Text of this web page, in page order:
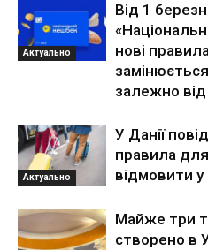
Актуально
Від 1
нові
залежно від
Актуально
У Данії
правила
відмовити у
Майже три
створено в